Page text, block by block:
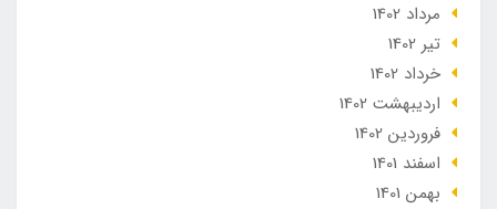
مرداد 1402
تير 1402
خرداد 1402
ارديبهشت 1402
فروردین 1402
اسفند 1401
بهمن 1401